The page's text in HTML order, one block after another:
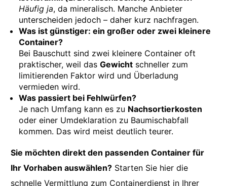
Häufig ja, da mineralisch. Manche Anbieter
unterscheiden jedoch – daher kurz nachfragen.
Was ist günstiger: ein großer oder zwei kleinere
Container?
Bei Bauschutt sind zwei kleinere Container oft
praktischer, weil dasGewicht schneller zum
limitierenden Faktor wird und Überladung
vermieden wird.
Was passiert bei Fehlwürfen?
Je nach Umfang kann es zu Nachsortierkosten
oder einer Umdeklaration zu Baumischabfall
kommen. Das wird meist deutlich teurer.
Sie möchten direkt den passenden Container für
Ihr Vorhaben auswählen? Starten Sie hier die
schnelle Vermittlung zum Containerdienst in Ihrer